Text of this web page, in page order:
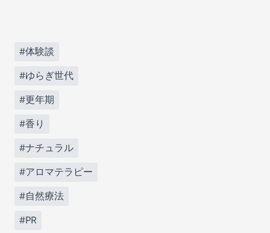
#体験談
#ゆらぎ世代
#更年期
#香り
#ナチュラル
#アロマテラピー
#自然療法
#PR